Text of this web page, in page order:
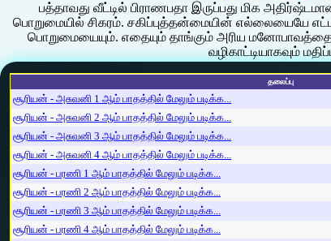
பத்தாவது வீட்டில் பிராணபதா இருப்பது மிக
பொறுமையில் சிகரம். சகிப்புத்தன்மையின் எல்லையையே
பொறுமையையும். எதையும் தாங்கும் அரிய
வழிகாட்டியாகவும்
தலைப்பு
சூரியன் - அசுவனி 1 ஆம் பாதத்தில் மேலும் படிக்க...
சூரியன் - அசுவனி 2 ஆம் பாதத்தில் மேலும் படிக்க...
சூரியன் - அசுவனி 3 ஆம் பாதத்தில் மேலும் படிக்க...
சூரியன் - அசுவனி 4 ஆம் பாதத்தில் மேலும் படிக்க...
சூரியன் - பரணி 1 ஆம் பாதத்தில் மேலும் படிக்க...
சூரியன் - பரணி 2 ஆம் பாதத்தில் மேலும் படிக்க...
சூரியன் - பரணி 3 ஆம் பாதத்தில் மேலும் படிக்க...
சூரியன் - பரணி 4 ஆம் பாதத்தில் மேலும் படிக்க...